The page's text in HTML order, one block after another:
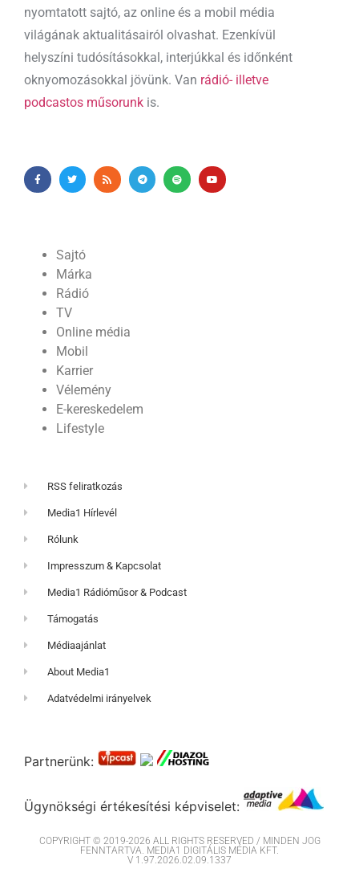
nyomtatott sajtó, az online és a mobil média
világának aktualitásairól olvashat. Ezenkívül
helyszíni tudósításokkal, interjúkkal és időnként
oknyomozásokkal jövünk. Van rádió- illetve
podcastos műsorunk is.
Sajtó
Márka
Rádió
TV
Online média
Mobil
Karrier
Vélemény
E-kereskedelem
Lifestyle
RSS feliratkozás
Media1 Hírlevél
Rólunk
Impresszum & Kapcsolat
Media1 Rádióműsor & Podcast
Támogatás
Médiaajánlat
About Media1
Adatvédelmi irányelvek
Partnerünk:
Ügynökségi értékesítési képviselet:
COPYRIGHT © 2019-2026 ALL RIGHTS RESERVED / MINDEN JOG
FENNTARTVA. MEDIA1 DIGITÁLIS MÉDIA KFT.
V 1.97.2026.02.09.1337